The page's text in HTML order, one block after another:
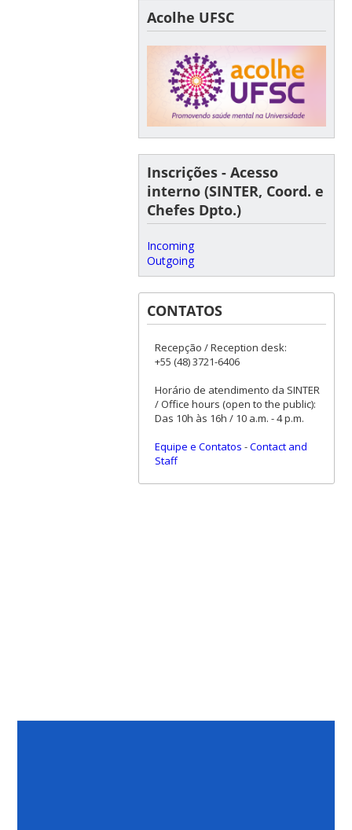
Acolhe UFSC
Inscrições - Acesso
interno (SINTER, Coord. e
Chefes Dpto.)
Incoming
Outgoing
CONTATOS
Recepção / Reception desk:
+55 (48) 3721-6406
Horário de atendimento da SINTER
/ Office hours (open to the public):
Das 10h às 16h / 10 a.m. - 4 p.m.
Equipe e Contatos -Contact and
Staff